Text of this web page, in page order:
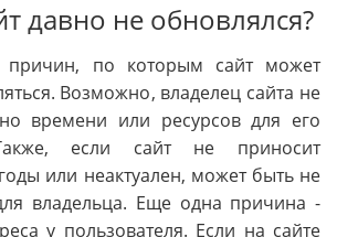
давно не обновлялся?
причин, по которым сайт может
Возможно, владелец сайта не
времени или ресурсов для его
если сайт не приносит
или неактуален, может быть не
владельца. Еще одна причина -
у пользователя. Если на сайте